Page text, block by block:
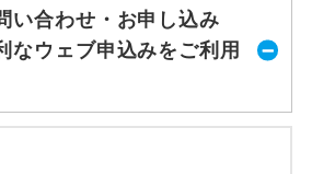
い合わせ・お申し込み
なウェブ申込みをご利用